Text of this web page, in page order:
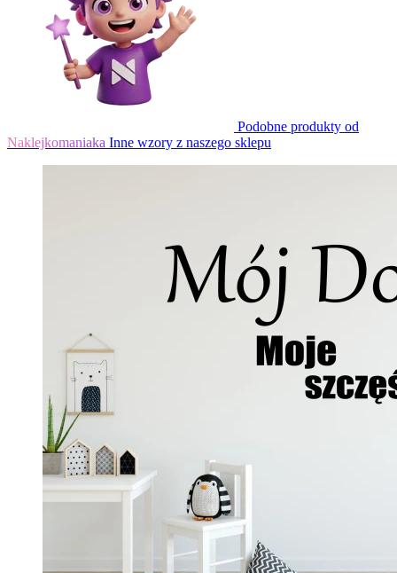
Podobne produkty od
Naklejkomaniaka Inne wzory z naszego sklepu